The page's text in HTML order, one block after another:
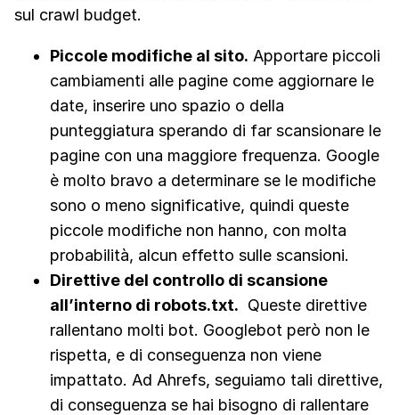
sul crawl budget.
Piccole modifiche al sito. Apportare piccoli
cambiamenti alle pagine come aggiornare le
date, inserire uno spazio o della
punteggiatura sperando di far scansionare le
pagine con una maggiore frequenza. Google
è molto bravo a determinare se le modifiche
sono o meno significative, quindi queste
piccole modifiche non hanno, con molta
probabilità, alcun effetto sulle scansioni.
Direttive del controllo di scansione
all’interno di robots.txt. Queste direttive
rallentano molti bot. Googlebot però non le
rispetta, e di conseguenza non viene
impattato. Ad Ahrefs, seguiamo tali direttive,
di conseguenza se hai bisogno di rallentare